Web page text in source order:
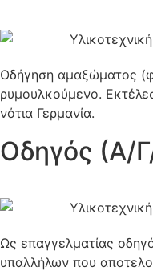
Οδήγηση αμαξώματος
ρυμουλκούμενο.
νότια Γερμανία.
Οδηγός (Α/
Ως επαγγελματίας
υπαλλήλων που